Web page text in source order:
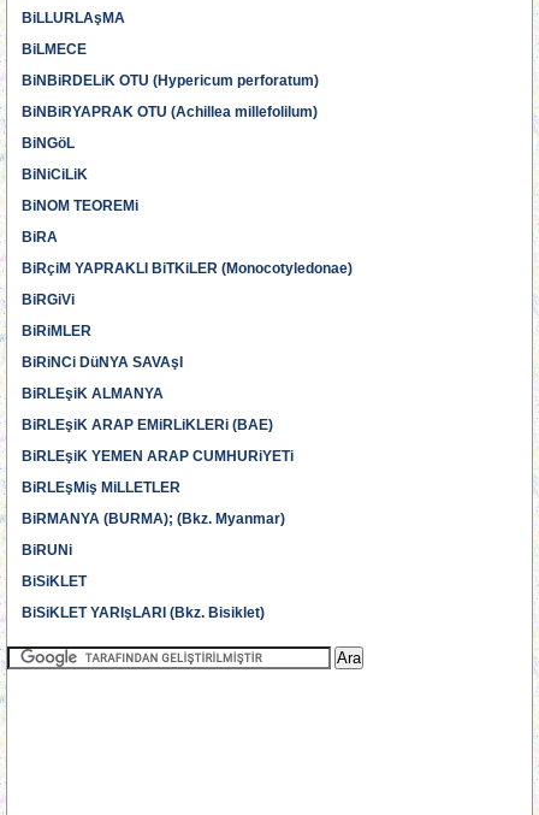
BiLLURLAşMA
BiLMECE
BiNBiRDELiK OTU (Hypericum perforatum)
BiNBiRYAPRAK OTU (Achillea millefolilum)
BiNGöL
BiNiCiLiK
BiNOM TEOREMi
BiRA
BiRçiM YAPRAKLI BiTKiLER (Monocotyledonae)
BiRGiVi
BiRiMLER
BiRiNCi DüNYA SAVAşI
BiRLEşiK ALMANYA
BiRLEşiK ARAP EMiRLiKLERi (BAE)
BiRLEşiK YEMEN ARAP CUMHURiYETi
BiRLEşMiş MiLLETLER
BiRMANYA (BURMA); (Bkz. Myanmar)
BiRUNi
BiSiKLET
BiSiKLET YARIşLARI (Bkz. Bisiklet)